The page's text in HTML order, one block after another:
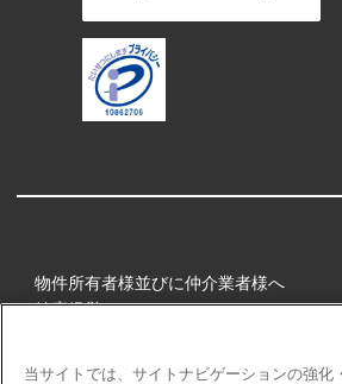
物件所有者様並びに仲介業者様へ
健康経営
当サイトでは、サイトナビゲーションの強化